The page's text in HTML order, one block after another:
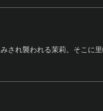
され襲われる茉莉。そこに